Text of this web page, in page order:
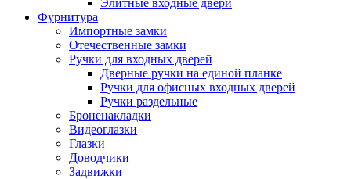
Элитные входные двери
Фурнитура
Импортные замки
Отечественные замки
Ручки для входных дверей
Дверные ручки на единой планке
Ручки для офисных входных дверей
Ручки раздельные
Броненакладки
Видеоглазки
Глазки
Доводчики
Задвижки